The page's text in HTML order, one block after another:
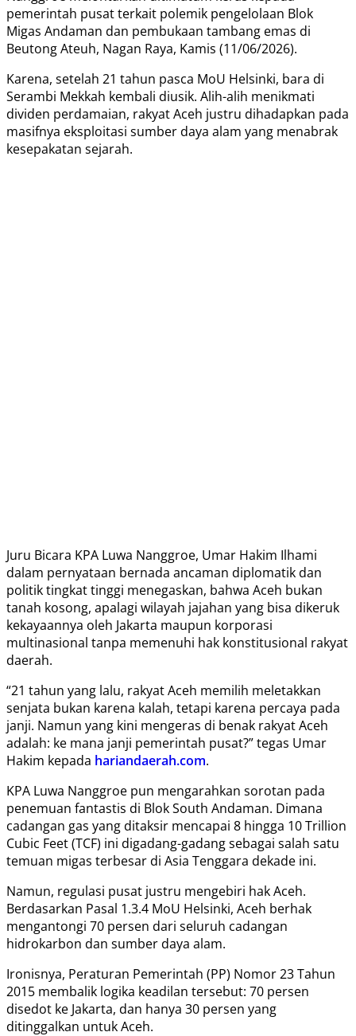
pemerintah pusat terkait polemik pengelolaan Blok
Migas Andaman dan pembukaan tambang emas di
Beutong Ateuh, Nagan Raya, Kamis (11/06/2026).
Karena, setelah 21 tahun pasca MoU Helsinki, bara di
Serambi Mekkah kembali diusik. Alih-alih menikmati
dividen perdamaian, rakyat Aceh justru dihadapkan pada
masifnya eksploitasi sumber daya alam yang menabrak
kesepakatan sejarah.
Juru Bicara KPA Luwa Nanggroe, Umar Hakim Ilhami
dalam pernyataan bernada ancaman diplomatik dan
politik tingkat tinggi menegaskan, bahwa Aceh bukan
tanah kosong, apalagi wilayah jajahan yang bisa dikeruk
kekayaannya oleh Jakarta maupun korporasi
multinasional tanpa memenuhi hak konstitusional rakyat
daerah.
“21 tahun yang lalu, rakyat Aceh memilih meletakkan
senjata bukan karena kalah, tetapi karena percaya pada
janji. Namun yang kini mengeras di benak rakyat Aceh
adalah: ke mana janji pemerintah pusat?” tegas Umar
Hakim kepada hariandaerah.com.
KPA Luwa Nanggroe pun mengarahkan sorotan pada
penemuan fantastis di Blok South Andaman. Dimana
cadangan gas yang ditaksir mencapai 8 hingga 10 Trillion
Cubic Feet (TCF) ini digadang-gadang sebagai salah satu
temuan migas terbesar di Asia Tenggara dekade ini.
Namun, regulasi pusat justru mengebiri hak Aceh.
Berdasarkan Pasal 1.3.4 MoU Helsinki, Aceh berhak
mengantongi 70 persen dari seluruh cadangan
hidrokarbon dan sumber daya alam.
Ironisnya, Peraturan Pemerintah (PP) Nomor 23 Tahun
2015 membalik logika keadilan tersebut: 70 persen
disedot ke Jakarta, dan hanya 30 persen yang
ditinggalkan untuk Aceh.